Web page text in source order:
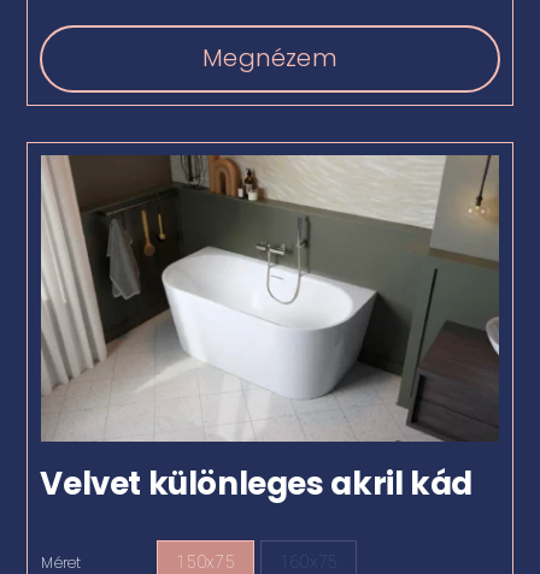
Megnézem
Velvet különleges akril kád
Méret 150x75 160x75